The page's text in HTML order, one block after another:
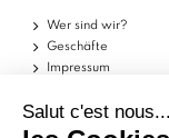
Wer sind wir?
Geschäfte
Impressum
Datenschutzerklärung